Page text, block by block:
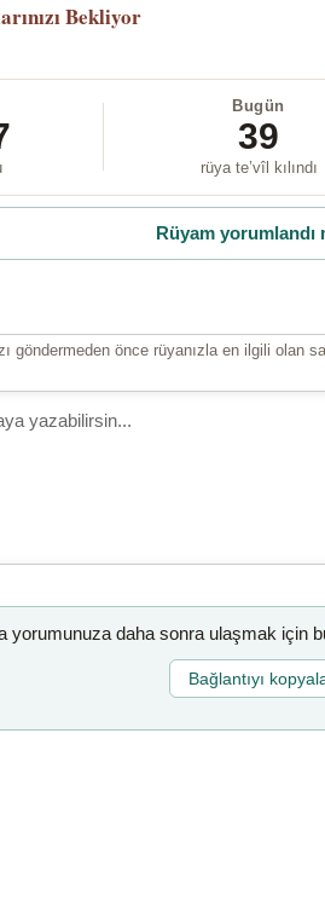
Bekliyor
Bugün
39
rüya te’vîl kılındı
Rüyam yorumlandı
göndermeden önce rüyanızla en ilgili olan
yorumunuza daha sonra ulaşmak için
Bağlantıyı